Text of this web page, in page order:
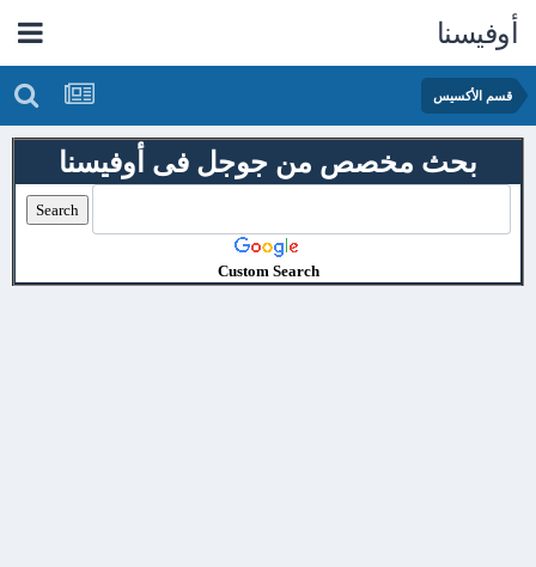
أوفيسنا
قسم الأكسيس
بحث مخصص من جوجل فى أوفيسنا
Custom Search